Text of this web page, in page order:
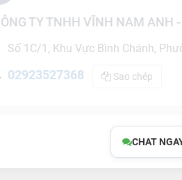
TY TNHH VĨNH NAM ANH
Số 1C/1, Khu Vực Bình Chánh,
02923527368 Sao chép
CHAT